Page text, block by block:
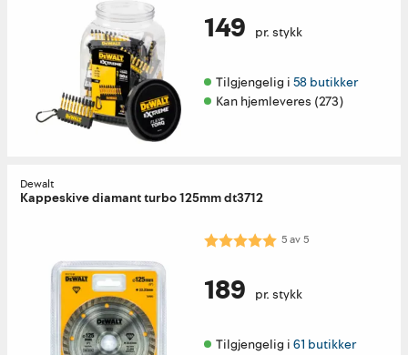
149 pr. stykk
Tilgjengelig i 58 butikker
Kan hjemleveres (273)
Dewalt
Kappeskive diamant turbo 125mm dt3712
Karakter: 5.0 av 5 mulige
5av5
189 pr. stykk
Tilgjengelig i 61 butikker